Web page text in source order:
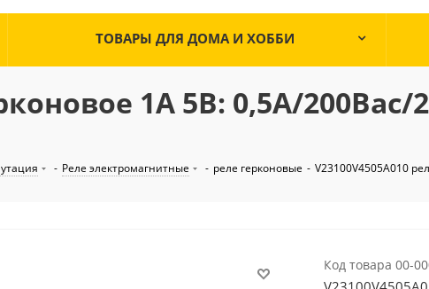
ТОВАРЫ ДЛЯ ДОМА И ХОББИ
1A 5В: 0,5А/200Вac/
- Реле электромагнитные - реле герконовые - V23100V4505A010
Код товара 00-